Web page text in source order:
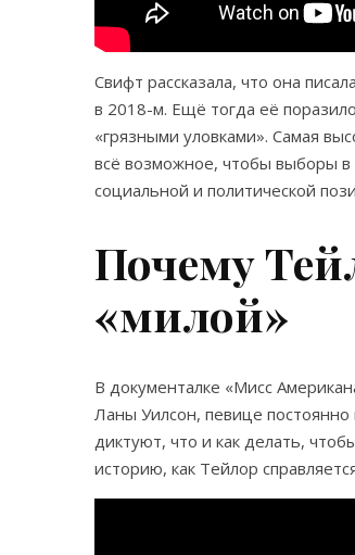
Свифт рассказала, что она
в 2018-м. Ещё тогда её
«грязными уловками». Самая
всё возможное, чтобы выборы в
социальной и политической
Почему
«милой»
В документалке «Мисс
Ланы Уилсон, певице
диктуют, что и как делать,
историю, как Тейлор